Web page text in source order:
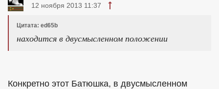
12 ноября 2013 11:37
Цитата: ed65b
находится в двусмысленном положении
Конкретно этот Батюшка, в двусмысленном